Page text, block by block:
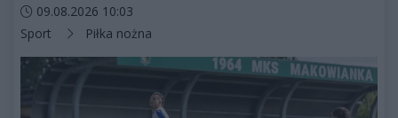
Data dodania artykułu:
09.08.2026 10:03
Kategorie artykułu:
Sport Piłka nożna